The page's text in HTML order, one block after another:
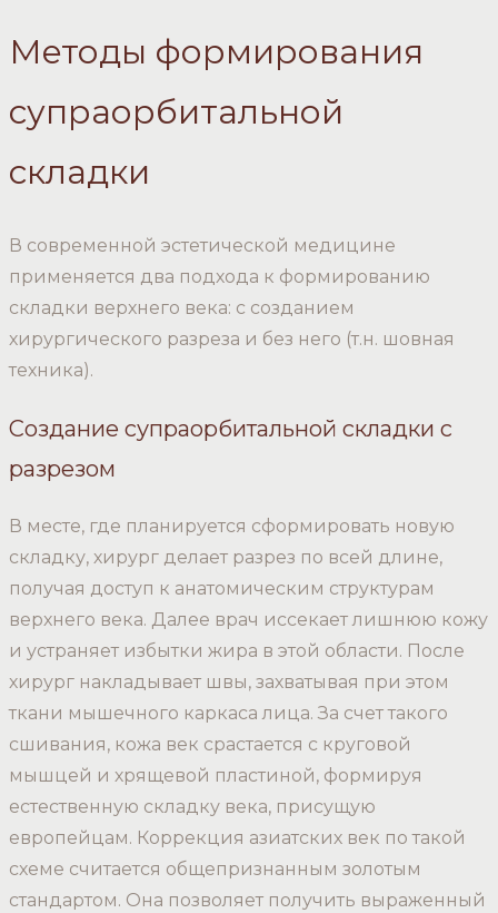
Методы формирования
супраорбитальной
складки
В современной эстетической медицине
применяется два подхода к формированию
складки верхнего века: с созданием
хирургического разреза и без него (т.н. шовная
техника).
Создание супраорбитальной складки с
разрезом
В месте, где планируется сформировать новую
складку, хирург делает разрез по всей длине,
получая доступ к анатомическим структурам
верхнего века. Далее врач иссекает лишнюю кожу
и устраняет избытки жира в этой области. После
хирург накладывает швы, захватывая при этом
ткани мышечного каркаса лица. За счет такого
сшивания, кожа век срастается с круговой
мышцей и хрящевой пластиной, формируя
естественную складку века, присущую
европейцам. Коррекция азиатских век по такой
схеме считается общепризнанным золотым
стандартом. Она позволяет получить выраженный